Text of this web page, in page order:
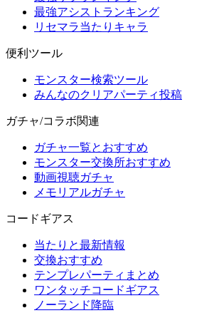
最強アシストランキング
リセマラ当たりキャラ
便利ツール
モンスター検索ツール
みんなのクリアパーティ投稿
ガチャ/コラボ関連
ガチャ一覧とおすすめ
モンスター交換所おすすめ
動画視聴ガチャ
メモリアルガチャ
コードギアス
当たりと最新情報
交換おすすめ
テンプレパーティまとめ
ワンタッチコードギアス
ノーランド降臨